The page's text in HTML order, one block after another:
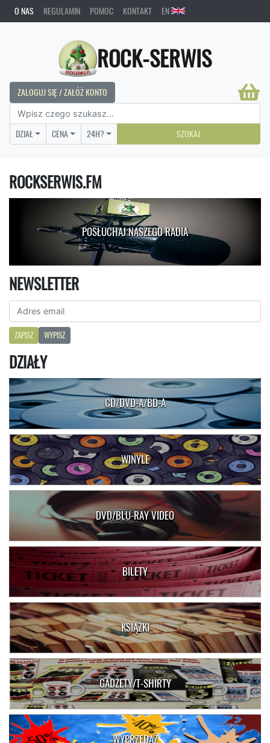
O NAS REGULAMIN POMOC KONTAKT EN
ROCK-SERWIS
ZALOGUJ SIĘ / ZAŁÓŻ KONTO
DZIAŁ CENA 24H? SZUKAJ
ROCKSERWIS.FM
POSŁUCHAJ NASZEGO RADIA
NEWSLETTER
ZAPISZ WYPISZ
DZIAŁY
CD/DVD-A/BD-A
WINYLE
DVD/BLU-RAY VIDEO
BILETY
KSIĄŻKI
GADŻETY/T-SHIRTY
WYPRZEDAŻ